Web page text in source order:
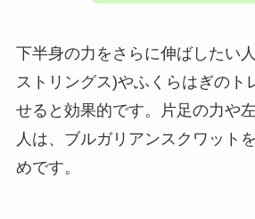
下半身の力をさらに伸ばしたい
ストリングス)やふくらはぎのト
せると効果的です。片足の力や
人は、ブルガリアンスクワット
めです。